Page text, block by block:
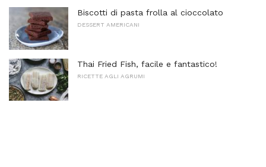
Biscotti di pasta frolla al cioccolato
DESSERT AMERICANI
Thai Fried Fish, facile e fantastico!
RICETTE AGLI AGRUMI